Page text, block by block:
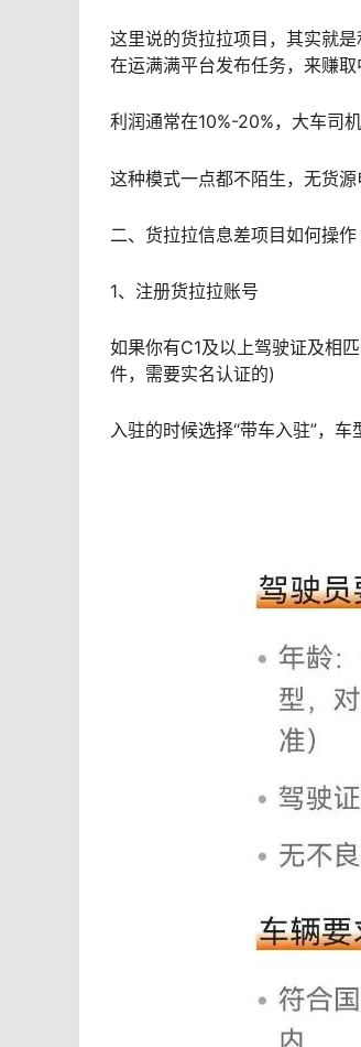
这里说的货拉拉项目，其实就
在运满满平台发布任务，来赚取
利润通常在10%-20%，大车司
这种模式一点都不陌生，无货
二、货拉拉信息差项目如何操作
1、注册货拉拉账号
如果你有C1及以上驾驶证及相
件，需要实名认证的)
入驻的时候选择“带车入驻”，车